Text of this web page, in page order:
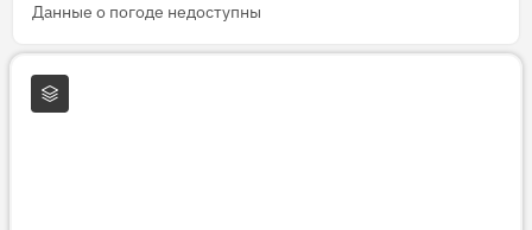
Данные о погоде недоступны